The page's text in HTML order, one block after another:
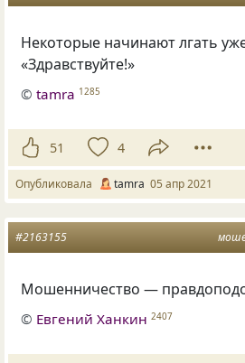
Некоторые начинают лгать
«Здравствуйте!»
©tamra 1285
51 4
Опубликовала tamra 05 апр 2021
#2163155
Мошенничество —
© Евгений Ханкин 2407